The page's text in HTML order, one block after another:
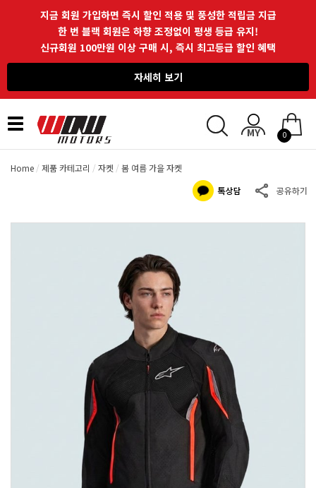
지금 회원 가입하면 즉시 할인 적용 및 풍성한 적립금 지급
한 번 블랙 회원은 하향 조정없이 평생 등급 유지!
신규회원 100만원 이상 구매 시, 즉시 최고등급 할인 혜택
자세히 보기
Toggle
navigation
0
Home 제품 카테고리 자켓 봄 여름 가을 자켓